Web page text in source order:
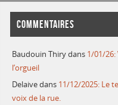
COMMENTAIRES
Baudouin Thirydans 1/01/26:
l’orgueil
Delaivedans 11/12/2025: Le
voix de la rue.